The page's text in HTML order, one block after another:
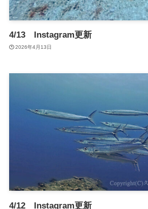
4/13 Instagram更新
2026年4月13日
4/12 Instagram更新